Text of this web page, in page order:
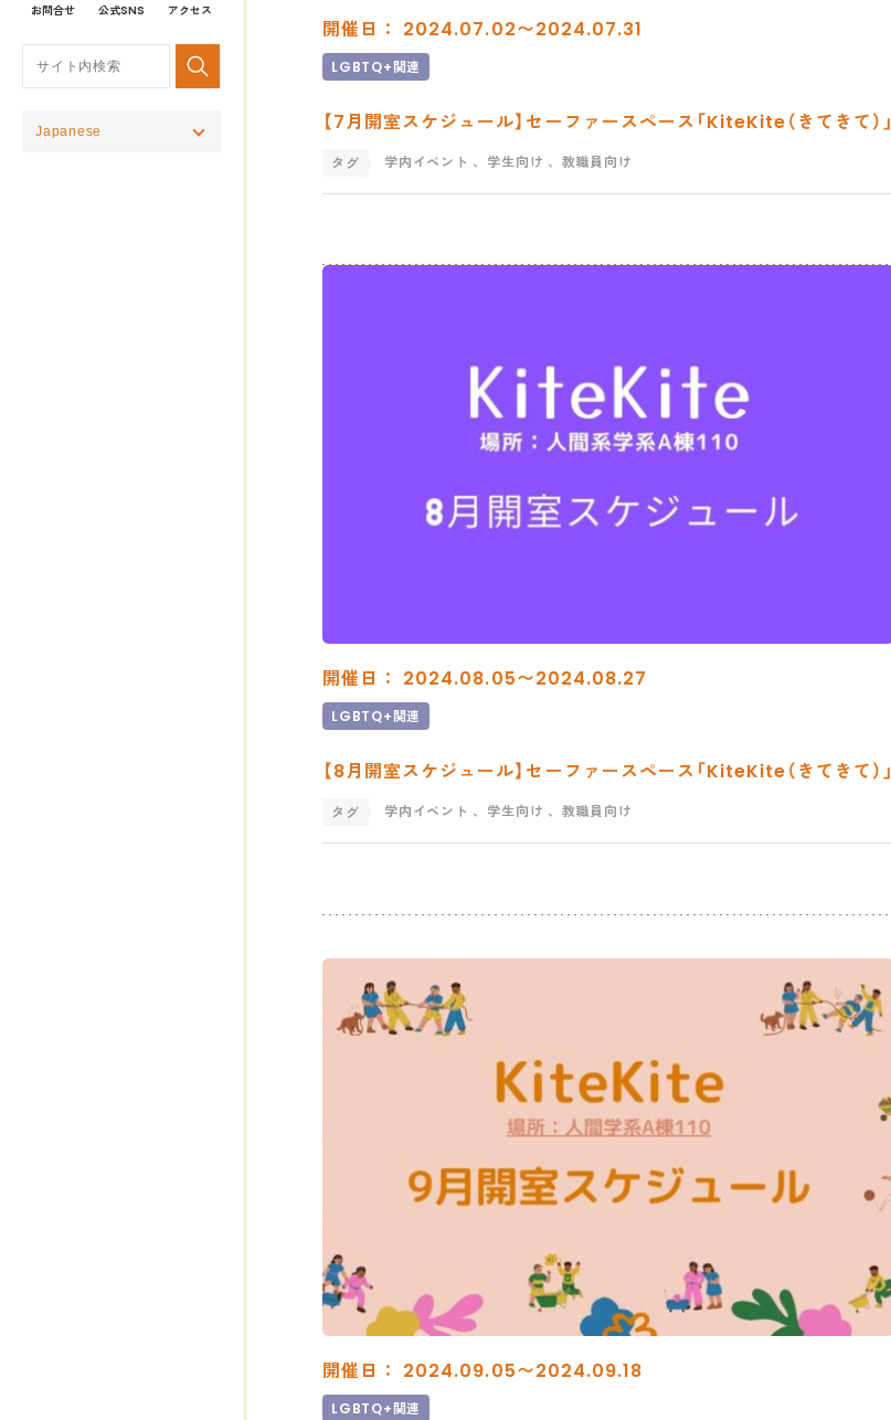
お問合せ 公式SNS アクセス
開催日： 2024.07.02〜2024.07.31
LGBTQ+関連
【7月開室スケジュール】セーファースペース「KiteKite（きてきて）」
学内イベント 、学生向け 、教職員向け
開催日： 2024.08.05〜2024.08.27
LGBTQ+関連
【8月開室スケジュール】セーファースペース「KiteKite（きてきて）」
学内イベント 、学生向け 、教職員向け
開催日： 2024.09.05〜2024.09.18
LGBTQ+関連